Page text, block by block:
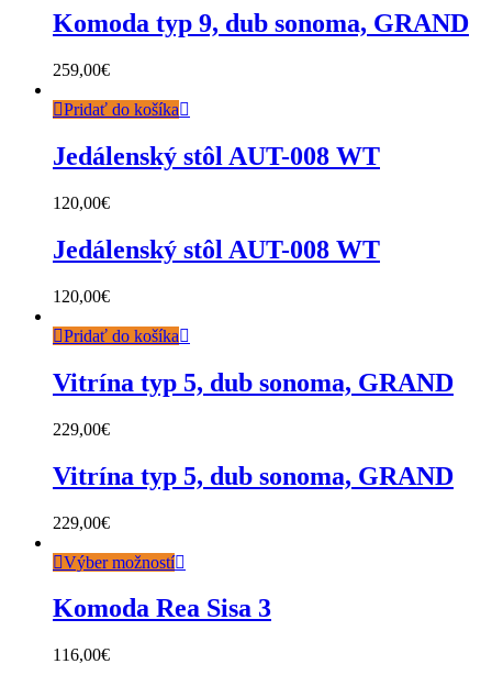
Komoda typ 9, dub sonoma, GRAND
259,00€
Pridať do košíka
Jedálenský stôl AUT-008 WT
120,00€
Jedálenský stôl AUT-008 WT
120,00€
Pridať do košíka
Vitrína typ 5, dub sonoma, GRAND
229,00€
Vitrína typ 5, dub sonoma, GRAND
229,00€
Výber možností
Komoda Rea Sisa 3
116,00€